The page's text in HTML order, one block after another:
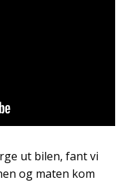
ut bilen, fant vi
og maten kom